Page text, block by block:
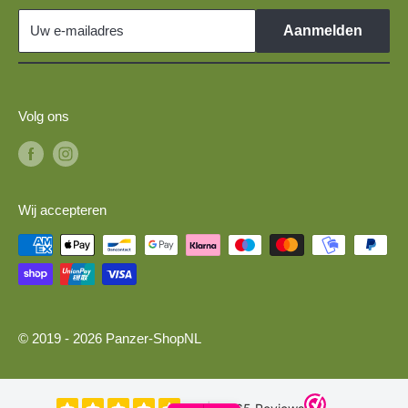
Uw e-mailadres Aanmelden
Militaire voertuigen 1:87 voor H0-spoor modeltreinen
Volg ons
Wij accepteren
© 2019 - 2026 Panzer-ShopNL